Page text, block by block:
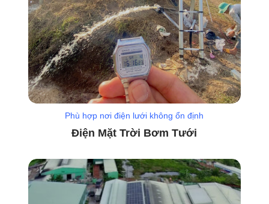
Phù hợp nơi điện lưới không ổn định
Điện Mặt Trời Bơm Tưới